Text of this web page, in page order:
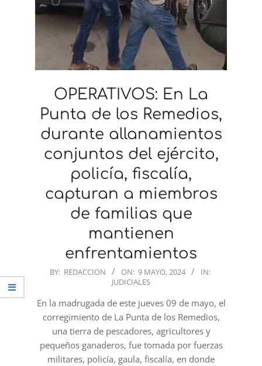
OPERATIVOS: En La
Punta de los Remedios,
durante allanamientos
conjuntos del ejército,
policía, fiscalía,
capturan a miembros
de familias que
mantienen
enfrentamientos
2024-
09
BY: REDACCION ON: 9 MAYO, 2024
IN:
JUDICIALES
En la madrugada de este jueves 09 de mayo, el
corregimiento de La Punta de los Remedios,
una tierra de pescadores, agricultores y
pequeños ganaderos, fue tomada por fuerzas
militares, policía, gaula, fiscalía, en donde